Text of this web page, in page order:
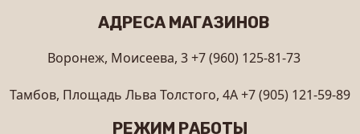
АДРЕСА МАГАЗИНОВ
Воронеж, Моисеева, 3+7 (960) 125-81-73
Тамбов, Площадь Льва Толстого, 4А+7 (905) 121-59-89
РЕЖИМ РАБОТЫ